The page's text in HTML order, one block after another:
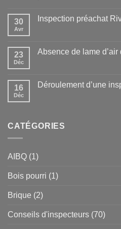
30
Avr
Inspection préachat
23
Déc
Absence de lame
16
Déc
Déroulement d’une
CATÉGORIES
AIBQ (1)
Bois pourri (1)
Brique (2)
Conseils d'inspecteurs (70)